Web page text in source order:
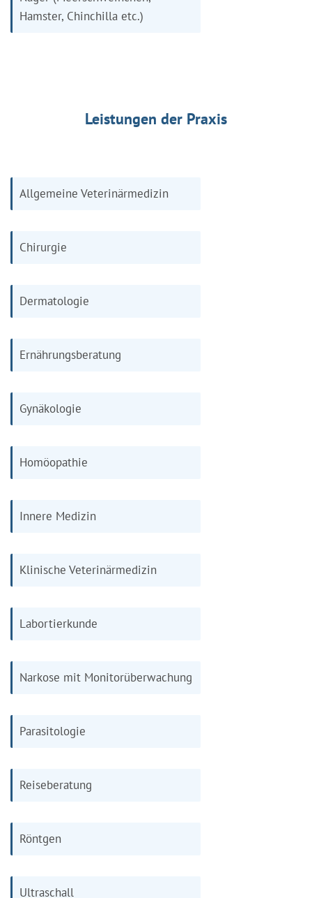
Hamster, Chinchilla etc.)
Leistungen der Praxis
Allgemeine Veterinärmedizin
Chirurgie
Dermatologie
Ernährungsberatung
Gynäkologie
Homöopathie
Innere Medizin
Klinische Veterinärmedizin
Labortierkunde
Narkose mit Monitorüberwachung
Parasitologie
Reiseberatung
Röntgen
Ultraschall